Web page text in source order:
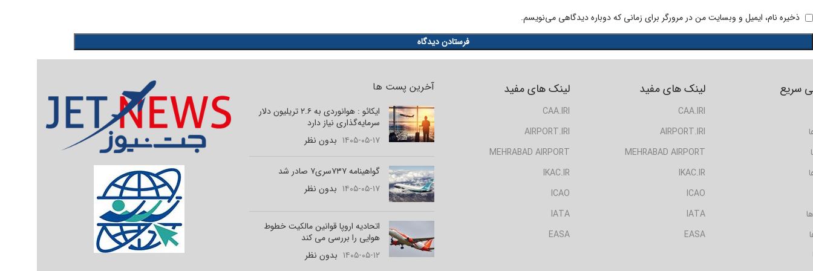
ذخیره نام، ایمیل و وبسایت من در مرورگر برای زمانی که دوباره دیدگاهی می‌نویسم.
آخرین پست ها
ایکائو : هوانوردی به ۲.۶ تریلیون دلار
سرمایه‌گذاری نیاز دارد
۱۴۰۵-۰۵-۱۷ بدون نظر
گواهینامه ۷۳۷سری۷ صادر شد
۱۴۰۵-۰۵-۱۷ بدون نظر
اتحادیه اروپا قوانین مالکیت خطوط
هوایی را بررسی می کند
۱۴۰۵-۰۵-۱۲ بدون نظر
لینک های مفید
CAA.IRI
AIRPORT.IRI
MEHRABAD AIRPORT
IKAC.IR
ICAO
IATA
EASA
لینک های مفید
CAA.IRI
AIRPORT.IRI
MEHRABAD AIRPORT
IKAC.IR
ICAO
IATA
EASA
سریع